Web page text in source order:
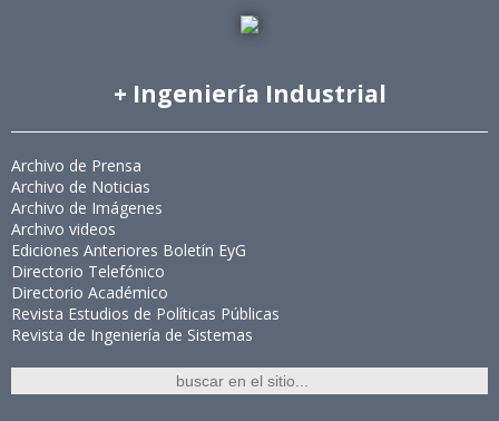
+ Ingeniería Industrial
Archivo de Prensa
Archivo de Noticias
Archivo de Imágenes
Archivo videos
Ediciones Anteriores Boletín EyG
Directorio Telefónico
Directorio Académico
Revista Estudios de Políticas Públicas
Revista de Ingeniería de Sistemas